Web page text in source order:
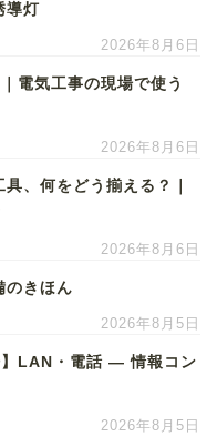
導灯
2026年8月6日
電気工事の現場で使う
2026年8月6日
、何をどう揃える？｜
2026年8月6日
のきほん
2026年8月5日
】LAN・電話 ― 情報コン
2026年8月5日